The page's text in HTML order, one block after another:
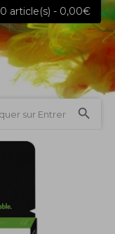
0 article(s) - 0,00€